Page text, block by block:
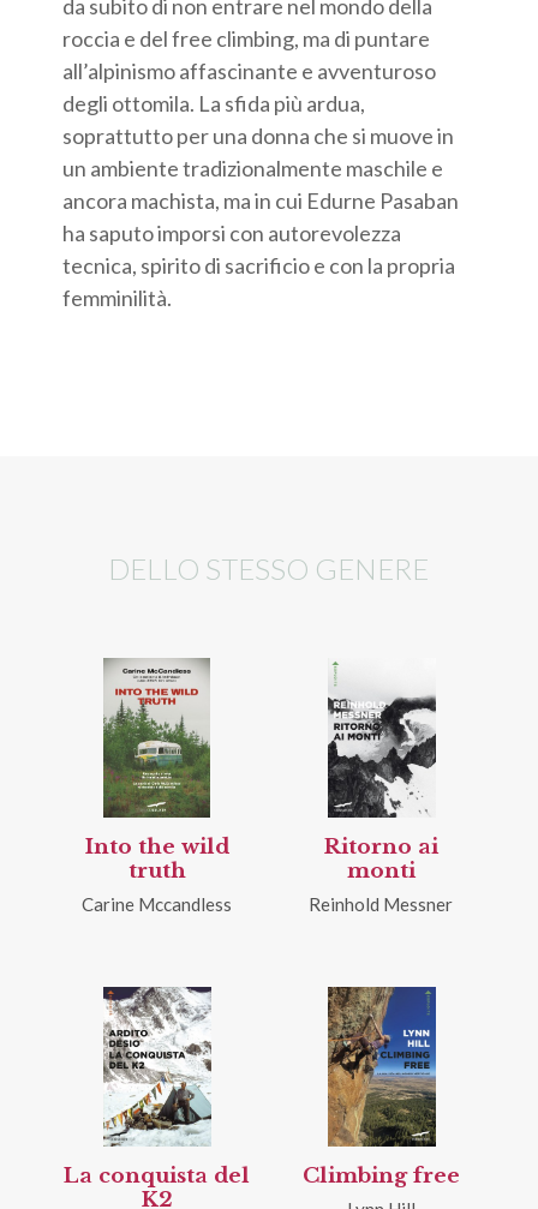
da subito di non entrare nel mondo della
roccia e del free climbing, ma di puntare
all’alpinismo affascinante e avventuroso
degli ottomila. La sfida più ardua,
soprattutto per una donna che si muove in
un ambiente tradizionalmente maschile e
ancora machista, ma in cui Edurne Pasaban
ha saputo imporsi con autorevolezza
tecnica, spirito di sacrificio e con la propria
femminilità.
DELLO STESSO GENERE
Into the wild
truth
Carine Mccandless
Ritorno ai
monti
Reinhold Messner
La conquista del
K2
Climbing free